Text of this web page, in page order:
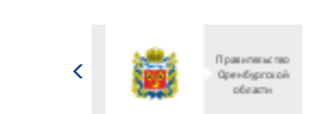
культуры
Российской
федерации